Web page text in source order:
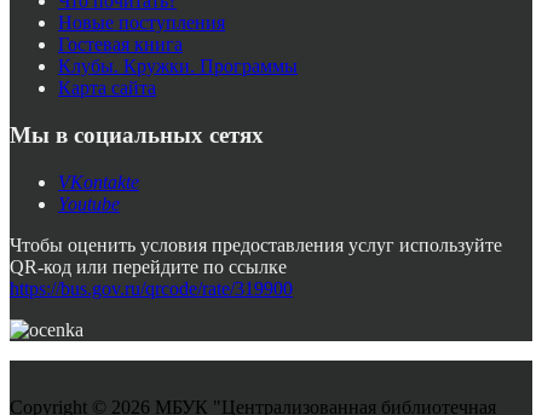
Новые поступления
Гостевая книга
Клубы. Кружки. Программы
Карта сайта
Мы в социальных сетях
VKontakte
Youtube
Чтобы оценить условия предоставления услуг используйте
QR-код или перейдите по ссылке
https://bus.gov.ru/qrcode/rate/319900
Copyright © 2026 МБУК "Централизованная библиотечная